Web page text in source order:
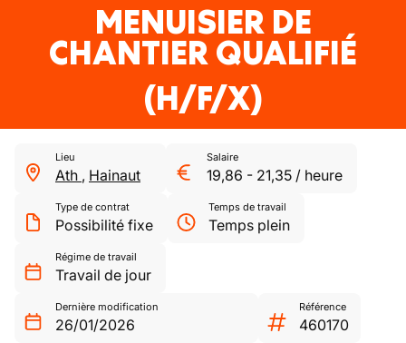
MENUISIER DE
CHANTIER QUALIFIÉ
(H/F/X)
Lieu
Ath , Hainaut
Salaire
19,86 - 21,35 / heure
Type de contrat
Possibilité fixe
Temps de travail
Temps plein
Régime de travail
Travail de jour
Dernière modification
26/01/2026
Référence
460170